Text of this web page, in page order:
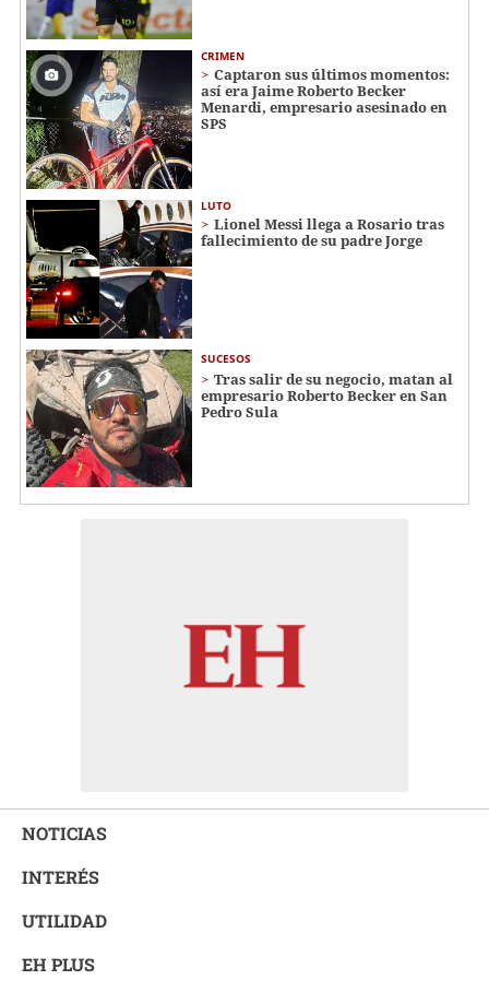
CRIMEN
Captaron sus últimos momentos:
así era Jaime Roberto Becker
Menardi​​​, empresario asesinado en
SPS
LUTO
Lionel Messi llega a Rosario tras
fallecimiento de su padre Jorge
SUCESOS
Tras salir de su negocio, matan al
empresario Roberto Becker en San
Pedro Sula
NOTICIAS
INTERÉS
UTILIDAD
EH PLUS